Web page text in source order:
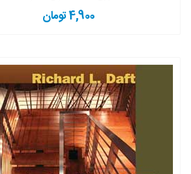
4,900 تومان